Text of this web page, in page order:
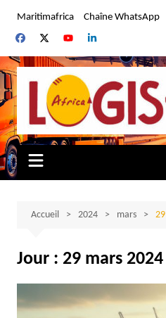
contenu
Maritimafrica Chaîne WhatsApp
Accueil 2024 mars 29
Jour : 29 mars 2024